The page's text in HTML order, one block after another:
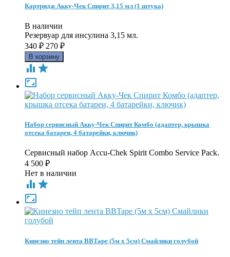
Картридж Акку-Чек Спирит 3,15 мл (1 штука)
В наличии
Резервуар для инсулина 3,15 мл.
340 ₽ 270 ₽
 

Набор сервисный Акку-Чек Спирит Комбо (адаптер, крышка
отсека батареи, 4 батарейки, ключик)
Сервисный набор Accu-Chek Spirit Combo Service Pack.
4 500 ₽
Нет в наличии
 

Кинезио тейп лента BBTape (5м х 5см) Смайлики голубой